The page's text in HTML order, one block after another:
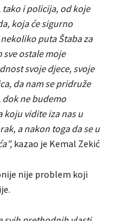
i policija, od koje
koja će sigurno
puta Štaba za
sve ostale moje
svoje djece, svoje
da nam se pridruže
dok ne budemo
koju vidite iza nas u
a nakon toga da se u
kazao je Kemal Zekić
nije problem koji